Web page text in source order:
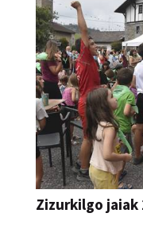
Zizurkilgo jaiak